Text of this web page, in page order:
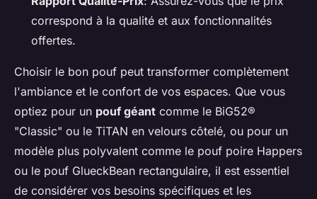
correspond à la qualité et aux fonctionnalités
offertes.
Choisir le bon pouf peut transformer complètement
l'ambiance et le confort de vos espaces. Que vous
optiez pour un pouf géant comme le BiG52®
"Classic" ou le TiTAN en velours côtelé, ou pour un
modèle plus polyvalent comme le pouf poire Happers
ou le pouf GlueckBean rectangulaire, il est essentiel
de considérer vos besoins spécifiques et les